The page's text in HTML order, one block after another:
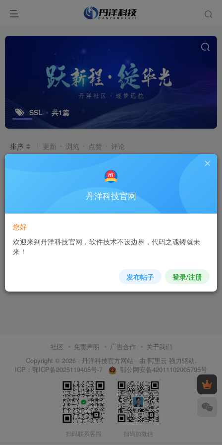
SSL 共1篇
排序 更新 浏览 点赞 评论
SSL证书申请安装
SSL证书申请安装
社区 免责声明 广告合作
关于我们
Copyright © 2026 · 丹洋科技官方网站 · 由 阿里云 强力驱动.
ICP： 鄂ICP备2025119405号-7 鄂公网安备42011102005795号
扫码联系客服 扫码加微信
丹洋科技官网
您好
欢迎来到丹洋科技官网，软件技术不设边界，代码之魂铸就未
来！
发布帖子 登录/注册